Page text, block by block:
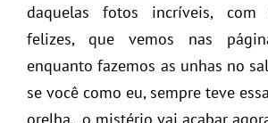
daquelas fotos incríveis, com
felizes, que vemos nas
enquanto fazemos as unhas no
se você como eu, sempre teve
orelha, o mistério vai acabar